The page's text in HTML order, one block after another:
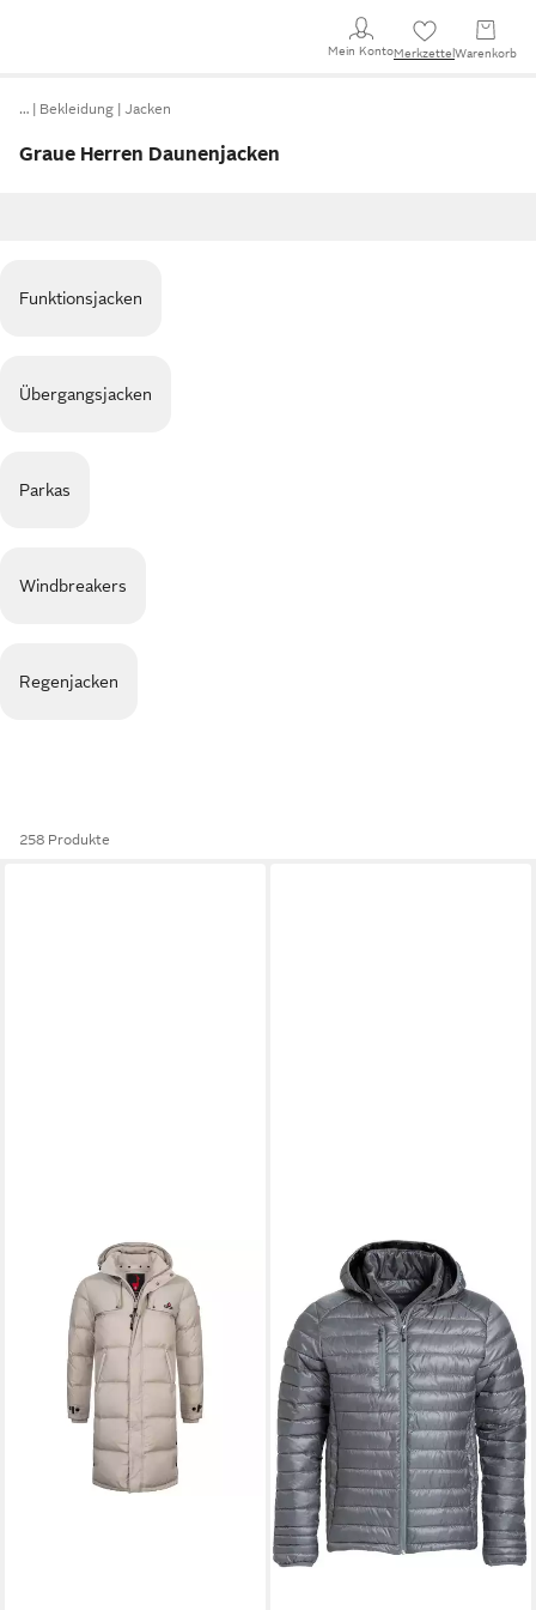
Mein KontoMerkzettel Warenkorb
… Bekleidung Jacken
Graue Herren Daunenjacken
Funktionsjacken
Übergangsjacken
Parkas
Windbreakers
Regenjacken
258 Produkte